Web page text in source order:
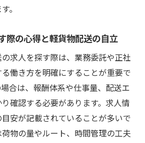
感する軽貨物配送自立の魅力
生きる軽貨物配送自立の魅力
指す自立のための具体的ステッ
すための軽貨物配送スタート手
貨物配送自立を実現する準備の
。
際の心得と軽貨物配送の自立
求人を探す際は、業務委託や正社
働き方を明確にすることが重要で
合は、報酬体系や仕事量、配送エ
確認する必要があります。求人情
安が記載されていることが多いで
物の量やルート、時間管理の工夫